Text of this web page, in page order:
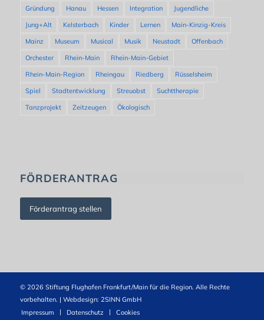
Gründung
Hanau Hessen Integration
Jugendliche
Jung+Alt
Kelsterbach Kinder Lernen
Main-Kinzig-Kreis
Mainz
Museum Musical Musik Neustadt
Offenbach
Orchester
Rhein-Main
Rhein-Main-Gebiet
Rhein-Main-Region
Rheingau Riedberg
Rüsselsheim
Spiel
Stadtentwicklung Streuobst
Suchttherapie
Tanzprojekt
Zeitzeugen Ökologisch
FÖRDERANTRAG
Förderantrag stellen
© 2026 Stiftung Flughafen Frankfurt/Main für die Region. Alle Rechte
vorbehalten. | Webdesign: 2SINN GmbH
Impressum
Datenschutz Cookies